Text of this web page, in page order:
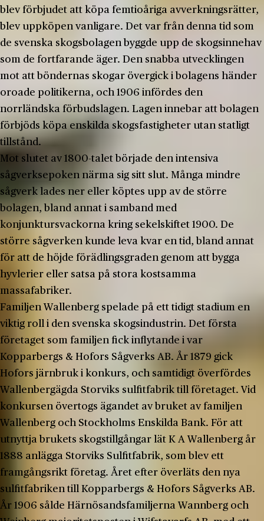
blev förbjudet att köpa femtioåriga avverkningsrätter,
blev uppköpen vanligare. Det var från denna tid som
de svenska skogsbolagen byggde upp de skogsinnehav
som de fortfarande äger. Den snabba utvecklingen
mot att böndernas skogar övergick i bolagens händer
oroade politikerna, och 1906 infördes den
norrländska förbudslagen. Lagen innebar att bolagen
förbjöds köpa enskilda skogsfastigheter utan statligt
tillstånd.
Mot slutet av 1800-talet började den intensiva
sågverksepoken närma sig sitt slut. Många mindre
sågverk lades ner eller köptes upp av de större
bolagen, bland annat i samband med
konjunktursvackorna kring sekelskiftet 1900. De
större sågverken kunde leva kvar en tid, bland annat
för att de höjde förädlingsgraden genom att bygga
hyvlerier eller satsa på stora kostsamma
massafabriker.
Familjen Wallenberg spelade på ett tidigt stadium en
viktig roll i den svenska skogsindustrin. Det första
företaget som familjen fick inflytande i var
Kopparbergs & Hofors Sågverks AB. År 1879 gick
Hofors järnbruk i konkurs, och samtidigt överfördes
Wallenbergägda Storviks sulfitfabrik till företaget. Vid
konkursen övertogs ägandet av bruket av familjen
Wallenberg och Stockholms Enskilda Bank. För att
utnyttja brukets skogstillgångar lät K A Wallenberg år
1888 anlägga Storviks Sulfitfabrik, som blev ett
framgångsrikt företag. Året efter överläts den nya
sulfitfabriken till Kopparbergs & Hofors Sågverks AB.
År 1906 sålde Härnösandsfamiljerna Wannberg och